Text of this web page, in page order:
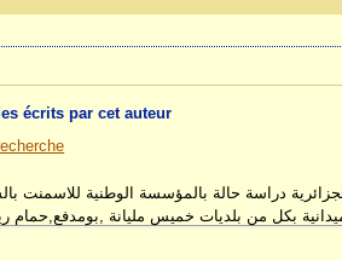
écrits par cet auteur
دراسة حالة بالمؤسسة الوطنية للاسمنت
ميدانية بكل من بلديات خميس مليانة ,بومدفع,حمام